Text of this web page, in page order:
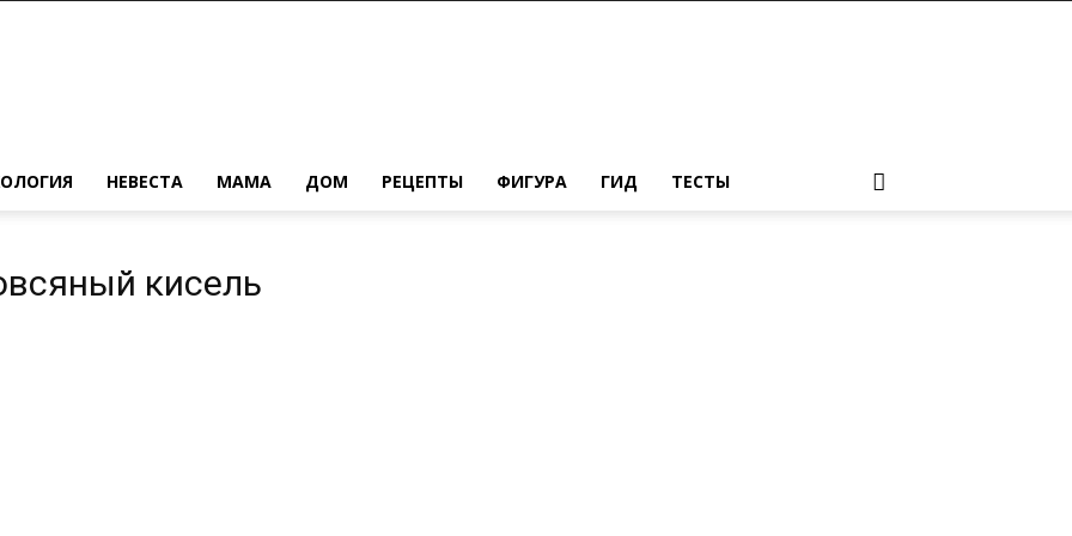
НЕВЕСТА МАМА ДОМ РЕЦЕПТЫ ФИГУРА ГИД ТЕСТЫ
кисель